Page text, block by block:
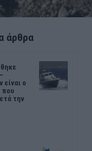
άρθρα
είναι ο
που
την